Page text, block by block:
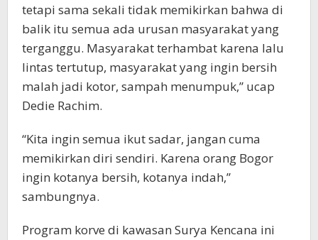
tetapi sama sekali tidak memikirkan bahwa di
balik itu semua ada urusan masyarakat yang
terganggu. Masyarakat terhambat karena lalu
lintas tertutup, masyarakat yang ingin bersih
malah jadi kotor, sampah menumpuk,” ucap
Dedie Rachim.
“Kita ingin semua ikut sadar, jangan cuma
memikirkan diri sendiri. Karena orang Bogor
ingin kotanya bersih, kotanya indah,”
sambungnya.
Program korve di kawasan Surya Kencana ini